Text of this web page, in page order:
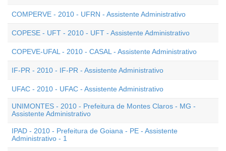
COMPERVE - 2010 - UFRN - Assistente Administrativo
COPESE - UFT - 2010 - UFT - Assistente Administrativo
COPEVE-UFAL - 2010 - CASAL - Assistente Administrativo
IF-PR - 2010 - IF-PR - Assistente Administrativo
UFAC - 2010 - UFAC - Assistente Administrativo
UNIMONTES - 2010 - Prefeitura de Montes Claros - MG -
Assistente Administrativo
IPAD - 2010 - Prefeitura de Goiana - PE - Assistente
Administrativo - 1